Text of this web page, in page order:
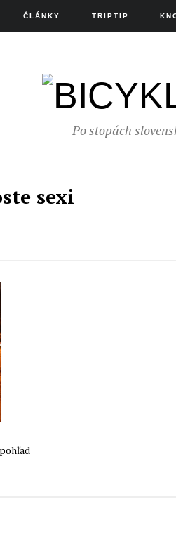
ČLÁNKY TRIPTIP
Po stopách
sexi